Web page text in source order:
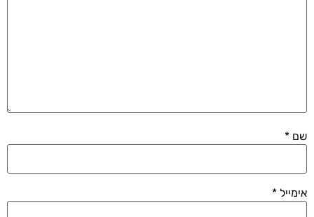
שם *
אימייל *